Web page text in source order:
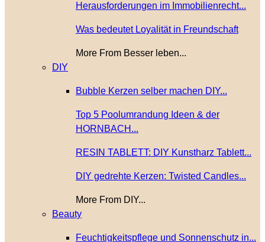
Herausforderungen im Immobilienrecht...
Was bedeutet Loyalität in Freundschaft
More From Besser leben...
DIY
Bubble Kerzen selber machen DIY...
Top 5 Poolumrandung Ideen & der
HORNBACH...
RESIN TABLETT: DIY Kunstharz Tablett...
DIY gedrehte Kerzen: Twisted Candles...
More From DIY...
Beauty
Feuchtigkeitspflege und Sonnenschutz in...